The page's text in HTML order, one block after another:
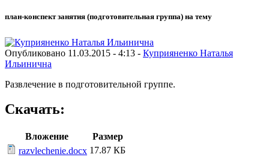
план-конспект занятия (подготовительная группа) на тему
Опубликовано 11.03.2015 - 4:13 - Куприяненко Наталья
Ильинична
Развлечение в подготовительной группе.
Скачать:
Вложение
Размер
razvlechenie.docx 17.87 КБ